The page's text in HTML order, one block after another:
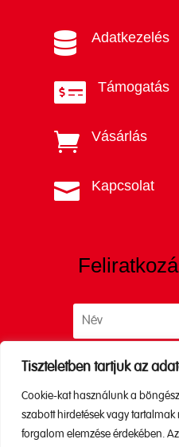
Tiszteletben tartjuk az
Cookie-kat használunk a
szabott hirdetések vagy
forgalom elemzése érdekében.
 Adatkezelés
 Támogatás
 Vásárlás
 Kapcsolat